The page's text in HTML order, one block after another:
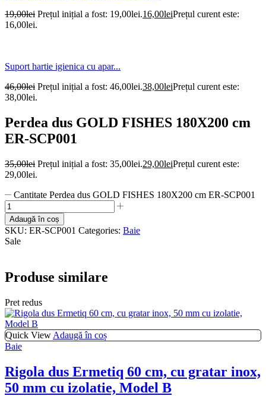
19,00lei Prețul inițial a fost: 19,00lei.16,00leiPrețul curent este:
16,00lei.
Suport hartie igienica cu apar...
46,00lei Prețul inițial a fost: 46,00lei.38,00leiPrețul curent este:
38,00lei.
Perdea dus GOLD FISHES 180X200 cm
ER-SCP001
35,00lei Prețul inițial a fost: 35,00lei.29,00leiPrețul curent este:
29,00lei.
Cantitate Perdea dus GOLD FISHES 180X200 cm ER-SCP001
Adaugă în coș
SKU: ER-SCP001 Categories: Baie
Sale
Produse similare
Pret redus
Quick View Adaugă în coș
Baie
Rigola dus Ermetiq 60 cm, cu gratar inox,
50 mm cu izolatie, Model B